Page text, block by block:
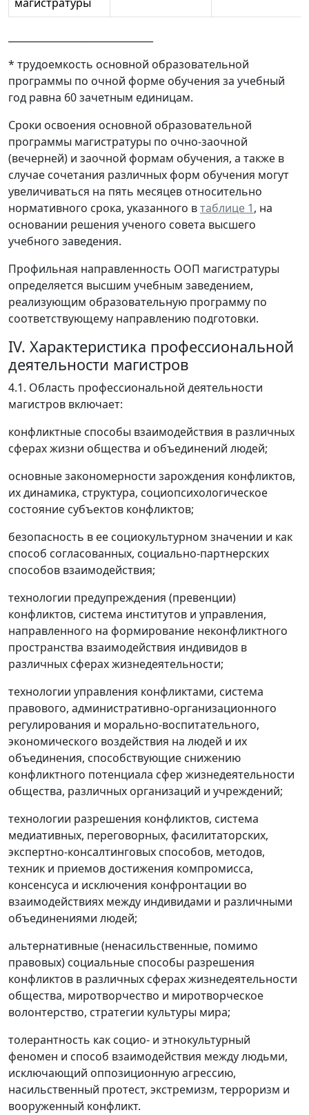
магистратуры
* трудоемкость основной образовательной
программы по очной форме обучения за учебный
год равна 60 зачетным единицам.
Сроки освоения основной образовательной
программы магистратуры по очно-заочной
(вечерней) и заочной формам обучения, а также в
случае сочетания различных форм обучения могут
увеличиваться на пять месяцев относительно
нормативного срока, указанного втаблице 1, на
основании решения ученого совета высшего
учебного заведения.
Профильная направленность ООП магистратуры
определяется высшим учебным заведением,
реализующим образовательную программу по
соответствующему направлению подготовки.
IV. Характеристика профессиональной
деятельности магистров
4.1. Область профессиональной деятельности
магистров включает:
конфликтные способы взаимодействия в различных
сферах жизни общества и объединений людей;
основные закономерности зарождения конфликтов,
их динамика, структура, социопсихологическое
состояние субъектов конфликтов;
безопасность в ее социокультурном значении и как
способ согласованных, социально-партнерских
способов взаимодействия;
технологии предупреждения (превенции)
конфликтов, система институтов и управления,
направленного на формирование неконфликтного
пространства взаимодействия индивидов в
различных сферах жизнедеятельности;
технологии управления конфликтами, система
правового, административно-организационного
регулирования и морально-воспитательного,
экономического воздействия на людей и их
объединения, способствующие снижению
конфликтного потенциала сфер жизнедеятельности
общества, различных организаций и учреждений;
технологии разрешения конфликтов, система
медиативных, переговорных, фасилитаторских,
экспертно-консалтинговых способов, методов,
техник и приемов достижения компромисса,
консенсуса и исключения конфронтации во
взаимодействиях между индивидами и различными
объединениями людей;
альтернативные (ненасильственные, помимо
правовых) социальные способы разрешения
конфликтов в различных сферах жизнедеятельности
общества, миротворчество и миротворческое
волонтерство, стратегии культуры мира;
толерантность как социо- и этнокультурный
феномен и способ взаимодействия между людьми,
исключающий оппозиционную агрессию,
насильственный протест, экстремизм, терроризм и
вооруженный конфликт.